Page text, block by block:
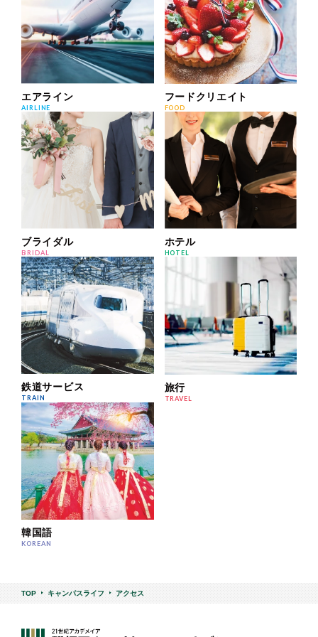
エアライン
AIRLINE
フードクリエイト
FOOD
ブライダル
BRIDAL
ホテル
HOTEL
鉄道サービス
TRAIN
旅行
TRAVEL
韓国語
KOREAN
TOP キャンパスライフ アクセス